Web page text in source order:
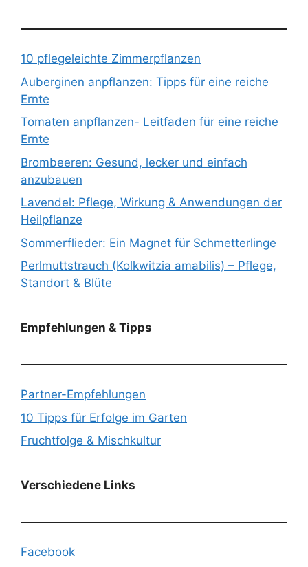
10 pflegeleichte Zimmerpflanzen
Auberginen anpflanzen: Tipps für eine reiche
Ernte
Tomaten anpflanzen- Leitfaden für eine reiche
Ernte
Brombeeren: Gesund, lecker und einfach
anzubauen
Lavendel: Pflege, Wirkung & Anwendungen der
Heilpflanze
Sommerflieder: Ein Magnet für Schmetterlinge
Perlmuttstrauch (Kolkwitzia amabilis) – Pflege,
Standort & Blüte
Empfehlungen & Tipps
Partner-Empfehlungen
10 Tipps für Erfolge im Garten
Fruchtfolge & Mischkultur
Verschiedene Links
Facebook